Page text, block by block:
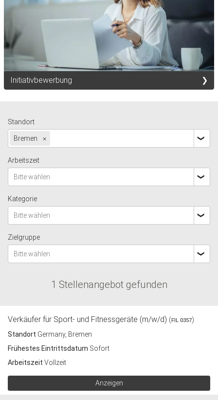
Initiativbewerbung
Standort
Bremen ×
Arbeitszeit
Bitte wählen
Kategorie
Bitte wählen
Zielgruppe
Bitte wählen
1 Stellenangebot gefunden
Verkäufer für Sport- und Fitnessgeräte (m/w/d) ( FIL 0357)
Standort Germany, Bremen
Frühestes Eintrittsdatum Sofort
Arbeitszeit Vollzeit
Anzeigen